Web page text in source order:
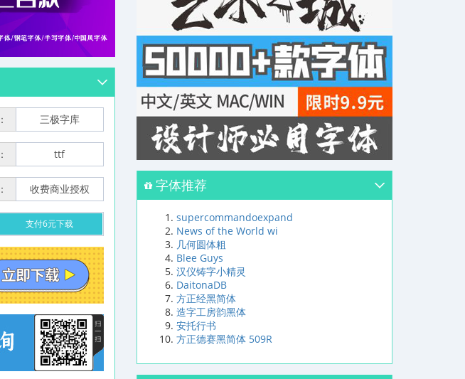
三极字库
ttf
收费商业授权
支付6元下载
字体推荐
supercommandoexpand
News of the World wi
几何圆体粗
Blee Guys
汉仪铸字小精灵
DaitonaDB
方正经黑简体
造字工房韵黑体
安托行书
方正德赛黑简体 509R